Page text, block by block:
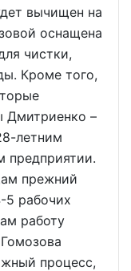
вычищен на
оснащена
чистки,
Кроме того,
Дмитриенко –
летним
предприятии.
прежний
5 рабочих
работу
процесс,